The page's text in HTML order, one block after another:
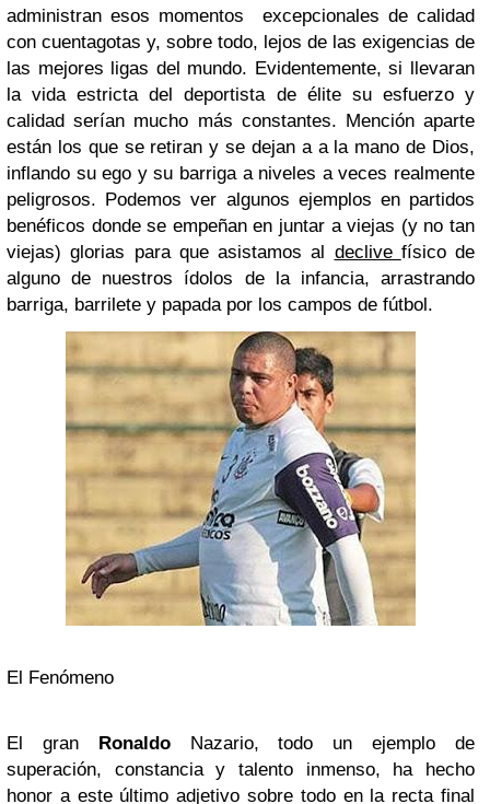
administran esos momentos excepcionales de calidad
con cuentagotas y, sobre todo, lejos de las exigencias de
las mejores ligas del mundo. Evidentemente, si llevaran
la vida estricta del deportista de élite su esfuerzo y
calidad serían mucho más constantes. Mención aparte
están los que se retiran y se dejan a a la mano de Dios,
inflando su ego y su barriga a niveles a veces realmente
peligrosos. Podemos ver algunos ejemplos en partidos
benéficos donde se empeñan en juntar a viejas (y no tan
viejas) glorias para que asistamos al declive físico de
alguno de nuestros ídolos de la infancia, arrastrando
barriga, barrilete y papada por los campos de fútbol.
El Fenómeno
El gran RonaldoNazario, todo un ejemplo de
superación, constancia y talento inmenso, ha hecho
honor a este último adjetivo sobre todo en la recta final